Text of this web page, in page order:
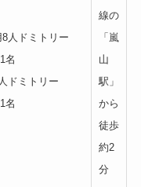
8人ドミトリー
名
ドミトリー
名
線の
「嵐
山
駅」
から
徒歩
約2
分